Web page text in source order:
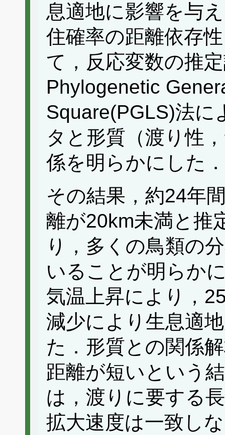
息適地に影響を与
住確率の距離依存
て，反応変数の推
Phylogenetic
Square(PGLS)法に
タと形質（渡り性
係を明らかにした．
その結果，約24年
離が20km未満と推
り，多くの鳥類の
いることが明らか
気温上昇により，
減少により生息適
た．形質との関係
距離が短いという
は，渡りに要する
拡大速度は一致し